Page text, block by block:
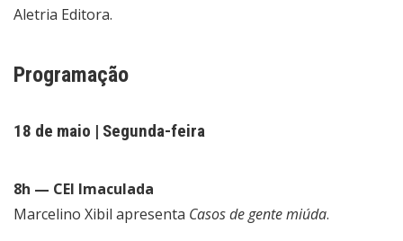
Aletria Editora.
Programação
18 de maio | Segunda-feira
8h — CEI Imaculada
Marcelino Xibil apresenta Casos de gente miúda.